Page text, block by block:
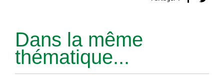
Dans la même
thématique...